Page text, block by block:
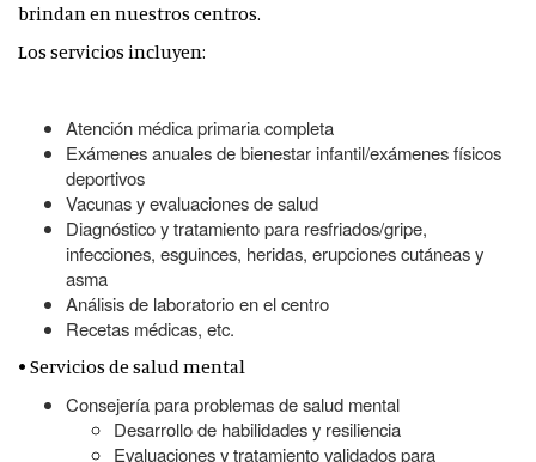
brindan en nuestros centros.
Los servicios incluyen:
Atención médica primaria completa
Exámenes anuales de bienestar infantil/exámenes físicos
deportivos
Vacunas y evaluaciones de salud
Diagnóstico y tratamiento para resfriados/gripe,
infecciones, esguinces, heridas, erupciones cutáneas y
asma
Análisis de laboratorio en el centro
Recetas médicas, etc.
• Servicios de salud mental
Consejería para problemas de salud mental
Desarrollo de habilidades y resiliencia
Evaluaciones y tratamiento validados para